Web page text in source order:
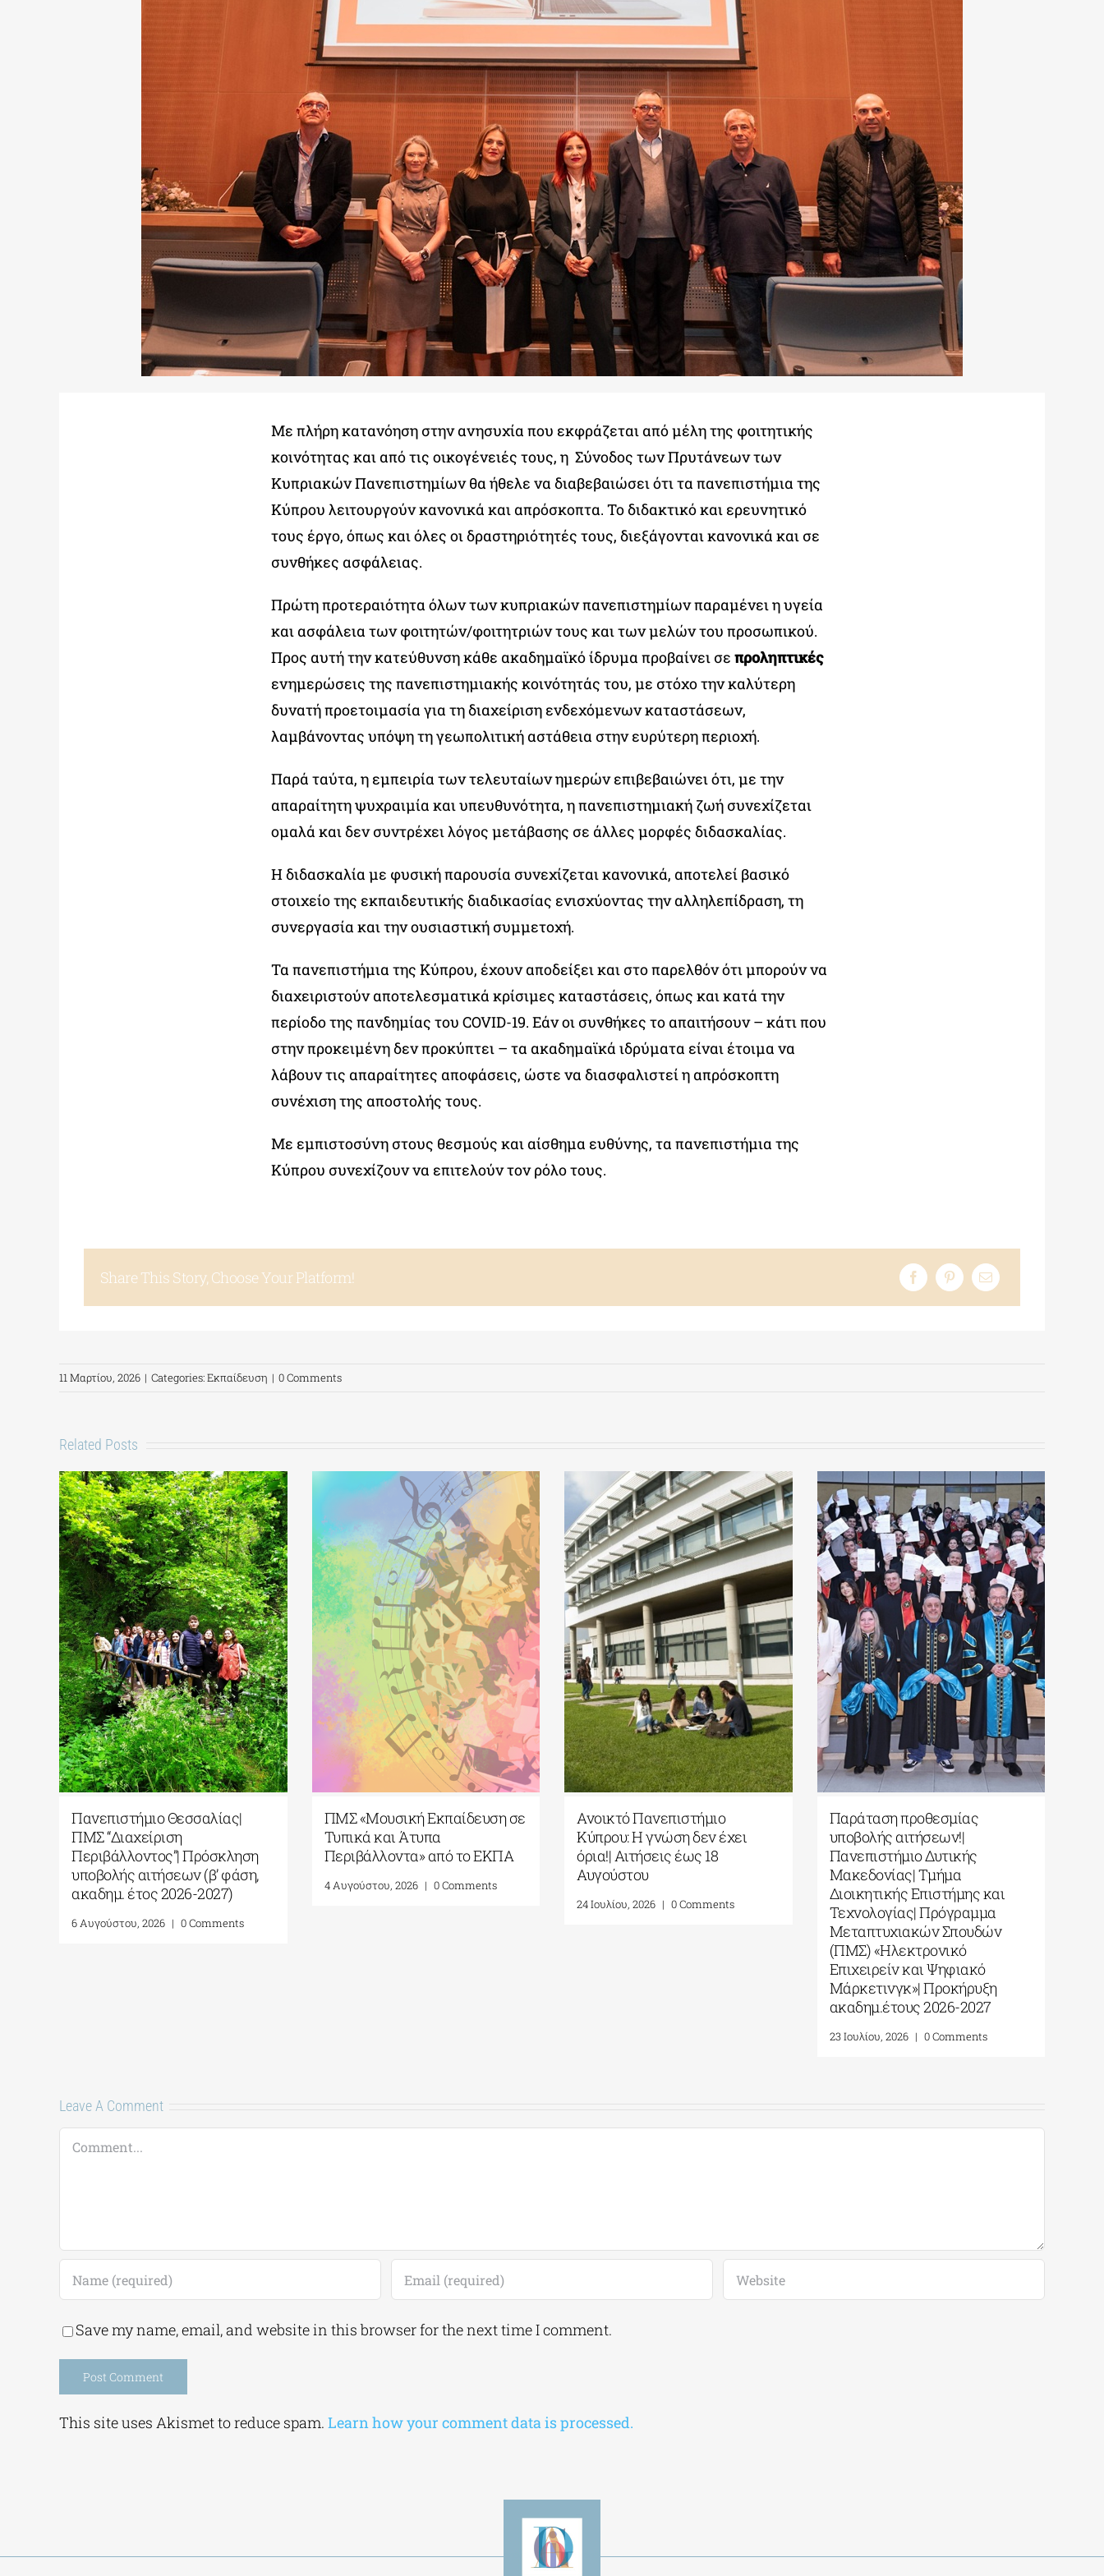
Με πλήρη κατανόηση στην ανησυχία που εκφράζεται από μέλη της φοιτητικής
κοινότητας και από τις οικογένειές τους, η Σύνοδος των Πρυτάνεων των
Κυπριακών Πανεπιστημίων θα ήθελε να διαβεβαιώσει ότι τα πανεπιστήμια της
Κύπρου λειτουργούν κανονικά και απρόσκοπτα. Το διδακτικό και ερευνητικό
τους έργο, όπως και όλες οι δραστηριότητές τους, διεξάγονται κανονικά και σε
συνθήκες ασφάλειας.
Πρώτη προτεραιότητα όλων των κυπριακών πανεπιστημίων παραμένει η υγεία
και ασφάλεια των φοιτητών/φοιτητριών τους και των μελών του προσωπικού.
Προς αυτή την κατεύθυνση κάθε ακαδημαϊκό ίδρυμα προβαίνει σε προληπτικές
ενημερώσεις της πανεπιστημιακής κοινότητάς του, με στόχο την καλύτερη
δυνατή προετοιμασία για τη διαχείριση ενδεχόμενων καταστάσεων,
λαμβάνοντας υπόψη τη γεωπολιτική αστάθεια στην ευρύτερη περιοχή.
Παρά ταύτα, η εμπειρία των τελευταίων ημερών επιβεβαιώνει ότι, με την
απαραίτητη ψυχραιμία και υπευθυνότητα, η πανεπιστημιακή ζωή συνεχίζεται
ομαλά και δεν συντρέχει λόγος μετάβασης σε άλλες μορφές διδασκαλίας.
Η διδασκαλία με φυσική παρουσία συνεχίζεται κανονικά, αποτελεί βασικό
στοιχείο της εκπαιδευτικής διαδικασίας ενισχύοντας την αλληλεπίδραση, τη
συνεργασία και την ουσιαστική συμμετοχή.
Τα πανεπιστήμια της Κύπρου, έχουν αποδείξει και στο παρελθόν ότι μπορούν να
διαχειριστούν αποτελεσματικά κρίσιμες καταστάσεις, όπως και κατά την
περίοδο της πανδημίας του COVID-19. Εάν οι συνθήκες το απαιτήσουν – κάτι που
στην προκειμένη δεν προκύπτει – τα ακαδημαϊκά ιδρύματα είναι έτοιμα να
λάβουν τις απαραίτητες αποφάσεις, ώστε να διασφαλιστεί η απρόσκοπτη
συνέχιση της αποστολής τους.
Με εμπιστοσύνη στους θεσμούς και αίσθημα ευθύνης, τα πανεπιστήμια της
Κύπρου συνεχίζουν να επιτελούν τον ρόλο τους.
Share This Story, Choose Your Platform!
11 Μαρτίου, 2026 | Categories:Εκπαίδευση | 0 Comments
Related Posts
Πανεπιστήμιο Θεσσαλίας|
ΠΜΣ “Διαχείριση
Περιβάλλοντος”| Πρόσκληση
υποβολής αιτήσεων (β’ φάση,
ακαδημ. έτος 2026-2027)
6 Αυγούστου, 2026 | 0 Comments
ΠΜΣ «Μουσική Εκπαίδευση σε
Τυπικά και Άτυπα
Περιβάλλοντα» από το ΕΚΠΑ
4 Αυγούστου, 2026 | 0 Comments
Ανοικτό Πανεπιστήμιο
Κύπρου: Η γνώση δεν έχει
όρια!| Αιτήσεις έως 18
Αυγούστου
24 Ιουλίου, 2026 | 0 Comments
Παράταση προθεσμίας
υποβολής αιτήσεων!|
Πανεπιστήμιο Δυτικής
Μακεδονίας| Τμήμα
Διοικητικής Επιστήμης και
Τεχνολογίας| Πρόγραμμα
Μεταπτυχιακών Σπουδών
(ΠΜΣ) «Ηλεκτρονικό
Επιχειρείν και Ψηφιακό
Μάρκετινγκ»| Προκήρυξη
ακαδημ.έτους 2026-2027
23 Ιουλίου, 2026 | 0 Comments
Leave A Comment
Comment
Save my name, email, and website in this browser for the next time I comment.
This site uses Akismet to reduce spam. Learn how your comment data is processed.